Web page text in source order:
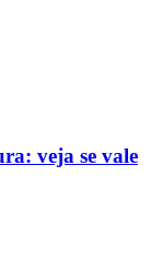
veja se vale